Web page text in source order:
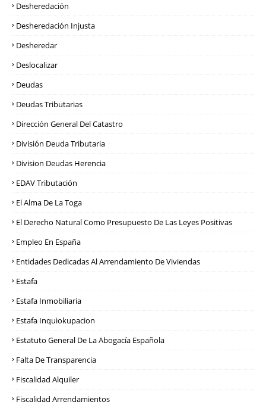
Desheredación
Desheredación Injusta
Desheredar
Deslocalizar
Deudas
Deudas Tributarias
Dirección General Del Catastro
División Deuda Tributaria
Division Deudas Herencia
EDAV Tributación
El Alma De La Toga
El Derecho Natural Como Presupuesto De Las Leyes Positivas
Empleo En España
Entidades Dedicadas Al Arrendamiento De Viviendas
Estafa
Estafa Inmobiliaria
Estafa Inquiokupacion
Estatuto General De La Abogacía Española
Falta De Transparencia
Fiscalidad Alquiler
Fiscalidad Arrendamientos